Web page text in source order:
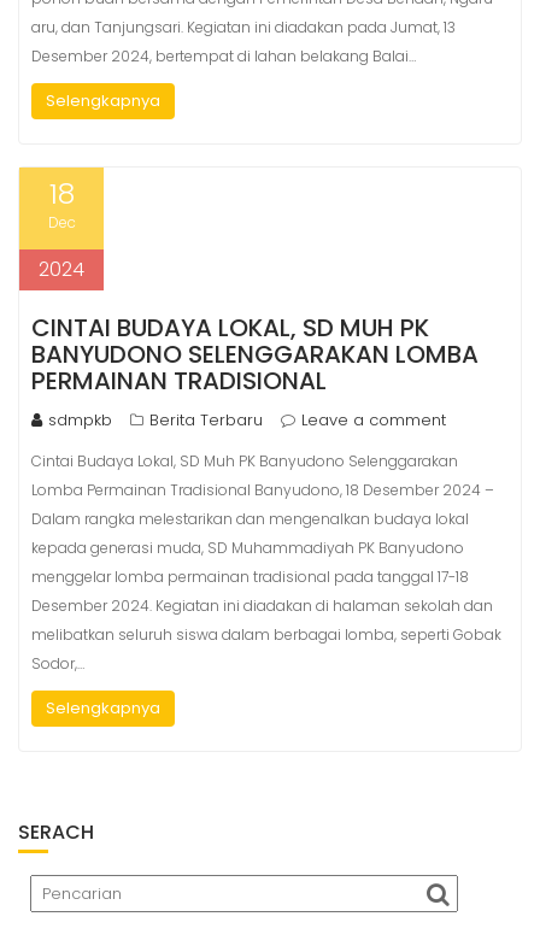
aru, dan Tanjungsari. Kegiatan ini diadakan pada Jumat, 13
Desember 2024, bertempat di lahan belakang Balai…
Selengkapnya
18
Dec
2024
CINTAI BUDAYA LOKAL, SD MUH PK
BANYUDONO SELENGGARAKAN LOMBA
PERMAINAN TRADISIONAL
sdmpkb Berita Terbaru Leave a comment
Cintai Budaya Lokal, SD Muh PK Banyudono Selenggarakan
Lomba Permainan Tradisional Banyudono, 18 Desember 2024 –
Dalam rangka melestarikan dan mengenalkan budaya lokal
kepada generasi muda, SD Muhammadiyah PK Banyudono
menggelar lomba permainan tradisional pada tanggal 17-18
Desember 2024. Kegiatan ini diadakan di halaman sekolah dan
melibatkan seluruh siswa dalam berbagai lomba, seperti Gobak
Sodor,…
Selengkapnya
SERACH